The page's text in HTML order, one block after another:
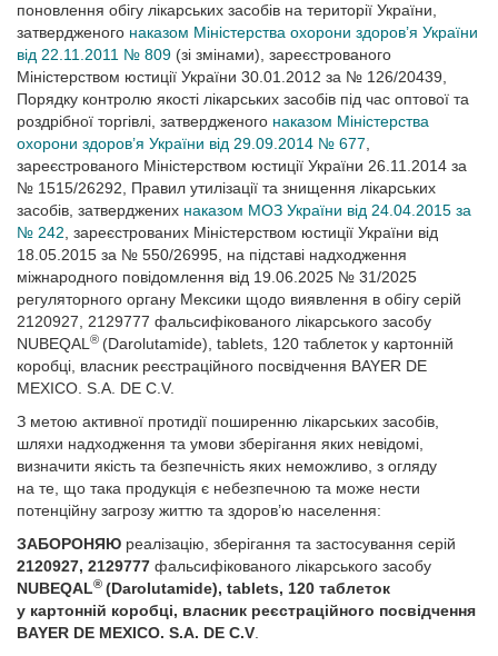
поновлення обігу лікарських засобів на території України,
затвердженого наказом Міністерства охорони здоров’я України
від 22.11.2011 № 809 (зі змінами), зареєстрованого
Міністерством юстиції України 30.01.2012 за № 126/20439,
Порядку контролю якості лікарських засобів під час оптової та
роздрібної торгівлі, затвердженого наказом Міністерства
охорони здоров’я України від 29.09.2014 № 677
зареєстрованого Міністерством юстиції України 26.11.2014 за
№ 1515/26292, Правил утилізації та знищення лікарських
засобів, затверджених наказом МОЗ України від 24.04.2015 за
№ 242 , зареєстрованих Міністерством юстиції України від
18.05.2015 за № 550/26995, на підставі надходження
міжнародного повідомлення від 19.06.2025 № 31/2025
регуляторного органу Мексики щодо виявлення в обігу серій
2120927, 2129777 фальсифікованого лікарського засобу
NUBEQAL ® (Darolutamide), tablets, 120 таблеток у картонній
коробці, власник реєстраційного посвідчення BAYER DE
MEXICO. S.A. DE C.V.
З метою активної протидії поширенню лікарських засобів,
шляхи надходження та умови зберігання яких невідомі,
визначити якість та безпечність яких неможливо, з огляду
на те, що така продукція є небезпечною та може нести
потенційну загрозу життю та здоров’ю населення:
ЗАБОРОНЯЮ реалізацію, зберігання та застосування серій
2120927, 2129777 фальсифікованого лікарського засобу
NUBEQAL® (Darolutamide), tablets, 120 таблеток
у картонній коробці, власник реєстраційного посвідчення
BAYER DE MEXICO. S.A. DE C.V